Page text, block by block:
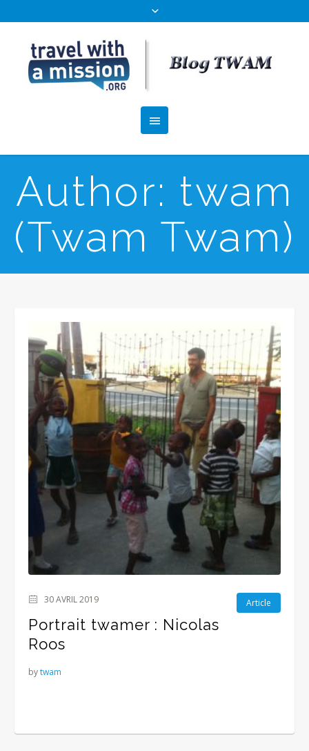
Author: twam
(Twam Twam)
Article
30 AVRIL 2019
Portrait twamer : Nicolas
Roos
bytwam